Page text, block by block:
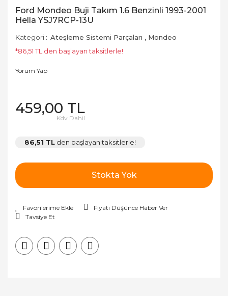
Ford Mondeo Buji Takım 1.6 Benzinli 1993-2001
Hella YSJ7RCP-13U
Kategori Ateşleme Sistemi Parçaları , Mondeo
*86,51 TL den başlayan taksitlerle!
Yorum Yap
459,00 TL
Kdv Dahil
86,51 TL den başlayan taksitlerle!
Stokta Yok
Fiyatı Düşünce Haber Ver
Tavsiye Et